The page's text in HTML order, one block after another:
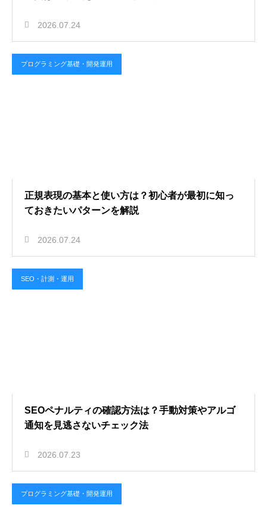
2026.07.24
プログラミング基礎・開発運用
正規表現の基本と使い方は？初心者が最初に知っ
ておきたいパターンを解説
2026.07.24
SEO・計測・運用
SEOペナルティの確認方法は？手動対策やアルゴ
通知を見逃さないチェック法
2026.07.23
プログラミング基礎・開発運用